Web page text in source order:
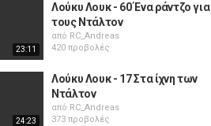
23:11
Λούκυ Λουκ - 60 Ένα ράντζο για
τους Ντάλτον
από RC_Andreas
420 προβολές
24:23
Λούκυ Λουκ - 17 Στα ίχνη των
Ντάλτον
από RC_Andreas
373 προβολές